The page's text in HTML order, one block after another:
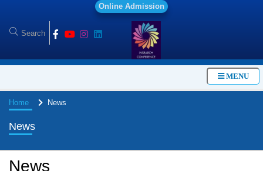
Onl ine Ad mission
MENU
Home News
News
News